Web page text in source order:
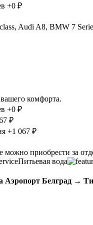
+0 ₽
Audi A8, BMW 7
комфорта.
+0 ₽
₽
+1 067 ₽
можно приобрести за
Питьевая вода
Аэропорт Белград →